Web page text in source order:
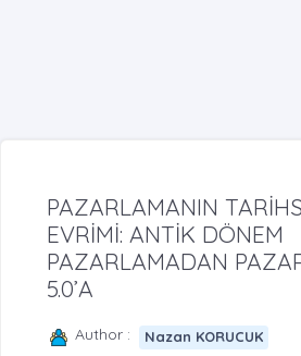
PAZARLAMANIN
EVRİMİ: ANTİK DÖNEM
PAZARLAMADAN
5.0’A
Author : Nazan KORUCUK